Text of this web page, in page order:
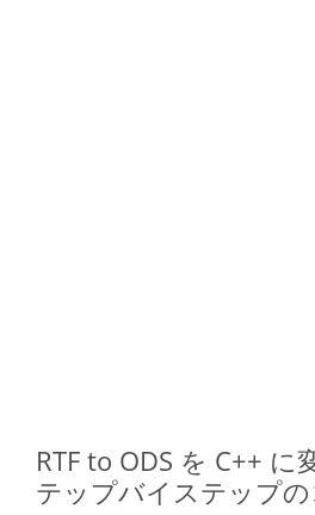
RTF to ODS を C++ に
テップバイステップ